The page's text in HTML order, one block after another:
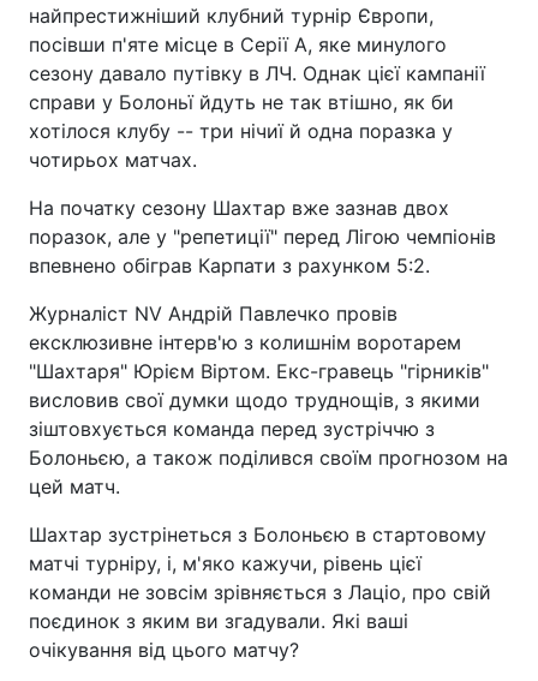
найпрестижніший клубний турнір Європи,
посівши п'яте місце в Серії А, яке минулого
сезону давало путівку в ЛЧ. Однак цієї кампанії
справи у Болоньї йдуть не так втішно, як би
хотілося клубу -- три нічиї й одна поразка у
чотирьох матчах.
На початку сезону Шахтар вже зазнав двох
поразок, але у "репетиції" перед Лігою чемпіонів
впевнено обіграв Карпати з рахунком 5:2.
Журналіст NV Андрій Павлечко провів
ексклюзивне інтерв'ю з колишнім воротарем
"Шахтаря" Юрієм Віртом. Екс-гравець "гірників"
висловив свої думки щодо труднощів, з якими
зіштовхується команда перед зустріччю з
Болоньєю, а також поділився своїм прогнозом на
цей матч.
Шахтар зустрінеться з Болоньєю в стартовому
матчі турніру, і, м'яко кажучи, рівень цієї
команди не зовсім зрівняється з Лаціо, про свій
поєдинок з яким ви згадували. Які ваші
очікування від цього матчу?